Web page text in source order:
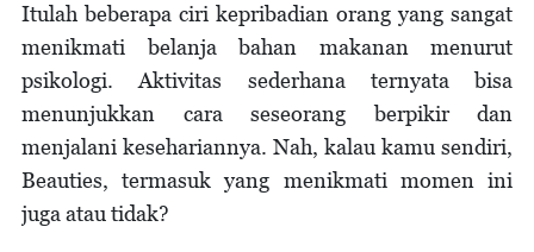
Itulah beberapa ciri kepribadian orang yang sangat
menikmati belanja bahan makanan menurut
psikologi. Aktivitas sederhana ternyata bisa
menunjukkan cara seseorang berpikir dan
menjalani kesehariannya. Nah, kalau kamu sendiri,
Beauties, termasuk yang menikmati momen ini
juga atau tidak?